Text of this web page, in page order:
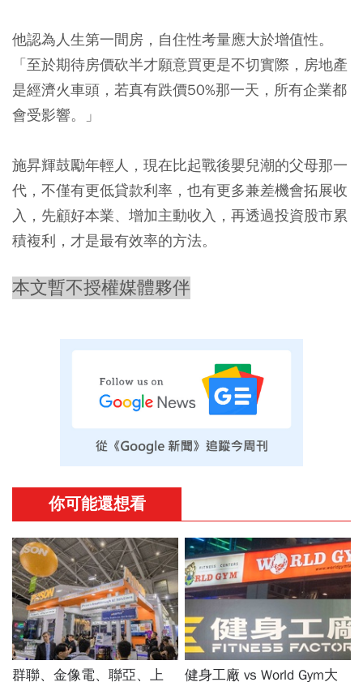
他認為人生第一間房，自住性考量應大於增值性。
「至於期待房價砍半才願意買更是不切實際，房地產
是經濟火車頭，若真有跌價50%那一天，所有企業都
會受影響。」
施昇輝鼓勵年輕人，現在比起戰後嬰兒潮的父母那一
代，不僅有更低貸款利率，也有更多兼差機會拓展收
入，先顧好本業、增加主動收入，再透過投資股市累
積複利，才是最有效率的方法。
本文暫不授權媒體夥伴